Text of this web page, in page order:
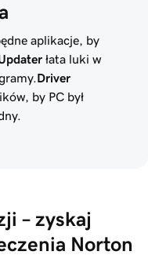
aplikacje, by
łata luki w
Driver
by PC był
– zyskaj
Norton